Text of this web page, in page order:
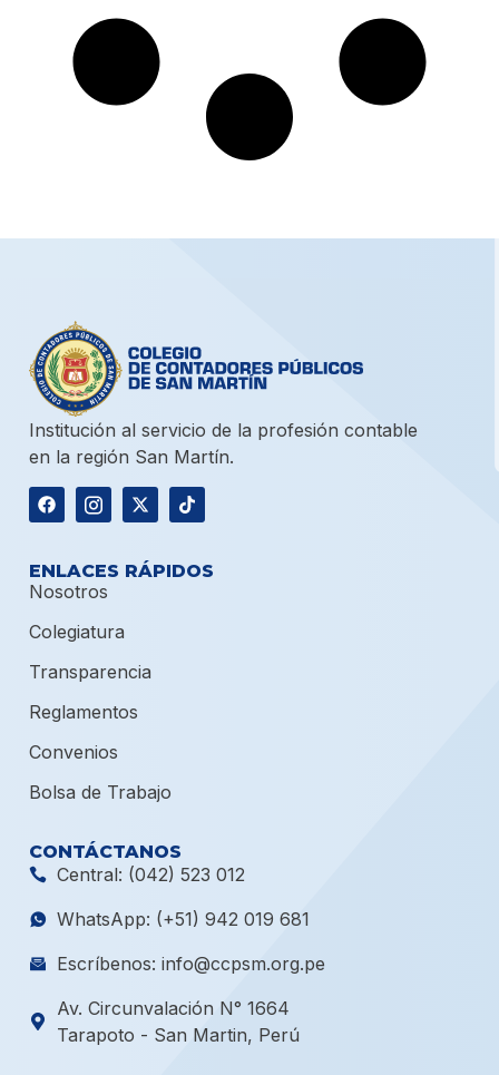
Institución al servicio de la profesión contable
en la región San Martín.
ENLACES RÁPIDOS
Nosotros
Colegiatura
Transparencia
Reglamentos
Convenios
Bolsa de Trabajo
CONTÁCTANOS
Central: (042) 523 012
WhatsApp: (+51) 942 019 681
Escríbenos: info@ccpsm.org.pe
Av. Circunvalación N° 1664
Tarapoto - San Martin, Perú